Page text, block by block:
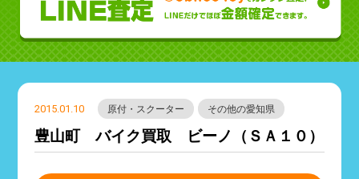
2015.01.10 原付・スクーター その他の愛知県
豊山町 バイク買取 ビーノ（ＳＡ１０）